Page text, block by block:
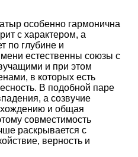
особенно гармонична
с характером, а
по глубине и
естественны союзы с
и при этом
в которых есть
В подобной паре
а созвучие
и общая
совместимость
раскрывается с
верность и